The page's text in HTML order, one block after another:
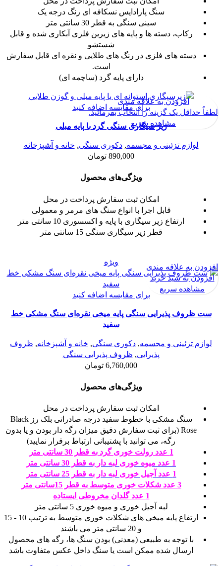
سنگ پارادایس نسکافه ای رنگ درجه یک
سینی سنگی به قطر 30 سانتی متر
رکاب، دسته ها و پایه های زیرین فلزی آبکاری شده و قابل
شستشو
دسته های فلزی در رنگ های طلایی و نقره ای قابل سفارش
است.
دارای پایه گرد (ساچمه ای)
برای مقایسه اضافه کنید
زیر سیگاری سنگی گرد با پایه مبلی
لوازم تزئینی و مجسمه,دکوری سنگی, خانه و آشپزخانه
890,000 تومان
ویژگی‌های محصول
امکان ثبت سفارش پرداخت در محل
قابل اجرا با انواع سنگ های مرمر و معمولی
ارتفاع زیر سیگاری با پایه و اکسسوری 10 سانتی متر
قطر زیر سیگاری سنگی 15 سانتی متر
افزودن به علاقه مندی
لطفاٌ حداقل یک گزینه را انتخاب بفرمائید.
مشاهده سریع
ویژه
برای مقایسه اضافه کنید
ست ظروف پذیرایی سنگی پایه میخی نقره‌ای سنگ مشکی خط
سفید
لوازم تزئینی و مجسمه, دکوری سنگی, خانه و آشپزخانه, ظروف
پذیرایی, ظروف پذیرایی سنگی
6,760,000 تومان
ویژگی‌های محصول
امکان ثبت سفارش پرداخت در محل
سنگ مشکی با خطوط سفید درجه صادراتی بلک رز Black
Rose (برای ثبت سفارش دقیق میزان رگه دار بودن و یا بدون
رگه، می توانید با پشتیبانی ارتباط برقرار نمایید)
1 عدد رولت خوری گرد به قطر 30 سانتی متر
1 عدد میوه خوری لبه دار به قطر 30 سانتی متر
1 عدد آجیل خوری لبه دار به قطر 25 سانتی متر
3 عدد شکلات خوری متوسط به قطر 15سانتی متر
1 عدد گلدان مخروطی ایستاده
لبه آجیل خوری و میوه خوری 5 سانتی متر
ارتفاع پایه میخی های شکلات خوری متوسط به ترتیب 10 - 15
و 20 سانتی متر می باشند
با توجه به طبیعی (معدنی) بودن سنگ ها، رگه های محصول
ارسال شده ممکن است یا سنگ داخل عکس متفاوت باشد
افزودن به علاقه مندی
افزودن به سبد خرید
مشاهده سریع